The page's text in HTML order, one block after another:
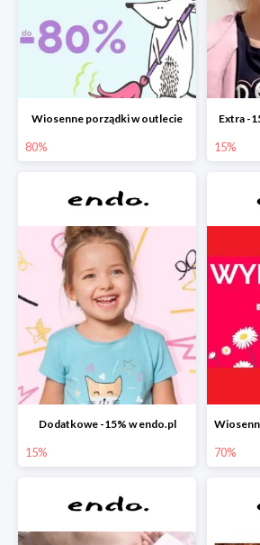
Wiosenne porządki w outlecie
80%
Extra -
15%
Dodatkowe -15% w endo.pl
15% 70%